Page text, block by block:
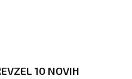
10 NOVIH